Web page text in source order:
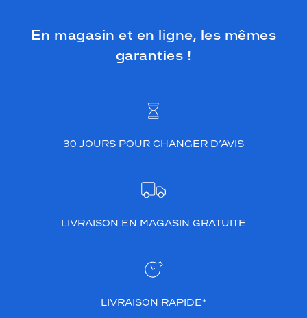
En magasin et en ligne, les mêmes
garanties !
30 JOURS POUR CHANGER D’AVIS
LIVRAISON EN MAGASIN GRATUITE
LIVRAISON RAPIDE*